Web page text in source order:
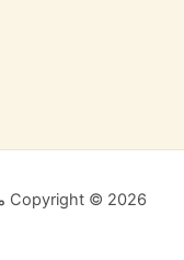
Copyright © 2026 مركز مستر كار لصيانة السيارات في جدة